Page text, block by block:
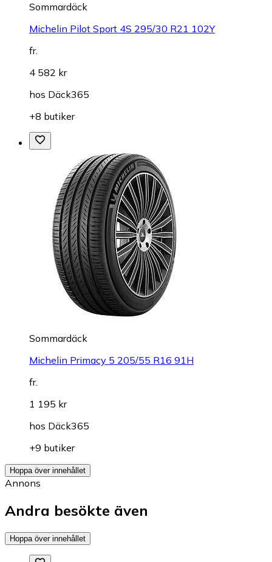
Sommardäck
Michelin Pilot Sport 4S 295/30 R21 102Y
fr.
4 582 kr
hos Däck365
+8 butiker
Sommardäck
Michelin Primacy 5 205/55 R16 91H
fr.
1 195 kr
hos Däck365
+9 butiker
Hoppa över innehållet
Annons
Andra besökte även
Hoppa över innehållet